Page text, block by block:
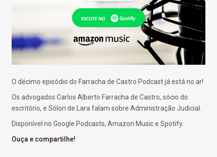
O décimo episódio do Farracha de Castro Podcast já está no ar!
Os advogados Carlos Alberto Farracha de Castro, sócio do
escritório, e Sólon de Lara falam sobre Administração Judicial.
Disponível no Google Podcasts, Amazon Music e Spotify.
Ouça e compartilhe!